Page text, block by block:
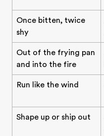
Once bitten, twice
shy
Out of the frying pan
and into the fire
Run like the wind
Shape up or ship out